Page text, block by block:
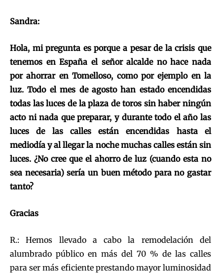
Sandra:
Hola, mi pregunta es porque a pesar de la crisis que
tenemos en España el señor alcalde no hace nada
por ahorrar en Tomelloso, como por ejemplo en la
luz. Todo el mes de agosto han estado encendidas
todas las luces de la plaza de toros sin haber ningún
acto ni nada que preparar, y durante todo el año las
luces de las calles están encendidas hasta el
mediodía y al llegar la noche muchas calles están sin
luces. ¿No cree que el ahorro de luz (cuando esta no
sea necesaria) sería un buen método para no gastar
tanto?
Gracias
R.: Hemos llevado a cabo la remodelación del
alumbrado público en más del 70 % de las calles
para ser más eficiente prestando mayor luminosidad